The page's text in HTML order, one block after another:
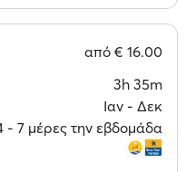
από € 16.00
3h 35m
Ιαν ‐ Δεκ
‐ 7 μέρες την εβδομάδα